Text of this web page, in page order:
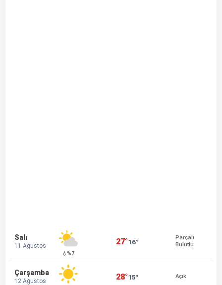
Salı
11 Ağustos
💧%7
27°16°
Parçalı
Bulutlu
Çarşamba
12 Ağustos 28°15° Açık